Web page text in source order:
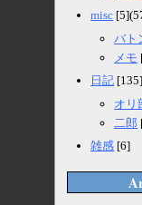
misc
バト
メモ
日記
オリ
二郎
雑感 [6]